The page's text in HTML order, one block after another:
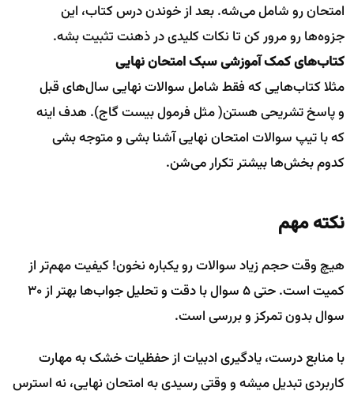
امتحان رو شامل می‌شه. بعد از خوندن درس کتاب، این
جزوه‌ها رو مرور کن تا نکات کلیدی در ذهنت تثبیت بشه.
کتاب‌های کمک آموزشی سبک امتحان نهایی
مثلا کتاب‌هایی که فقط شامل سوالات نهایی سال‌های قبل
و پاسخ تشریحی هستن( مثل فرمول بیست گاج). هدف اینه
که با تیپ سوالات امتحان نهایی آشنا بشی و متوجه بشی
کدوم بخش‌ها بیشتر تکرار می‌شن.
نکته مهم
هیچ وقت حجم زیاد سوالات رو یکباره نخون! کیفیت مهم‌تر از
کمیت است. حتی ۵ سوال با دقت و تحلیل جواب‌ها بهتر از ۳۰
سوال بدون تمرکز و بررسی است.
با منابع درست، یادگیری ادبیات از حفظیات خشک به مهارت
کاربردی تبدیل میشه و وقتی رسیدی به امتحان نهایی، نه استرس